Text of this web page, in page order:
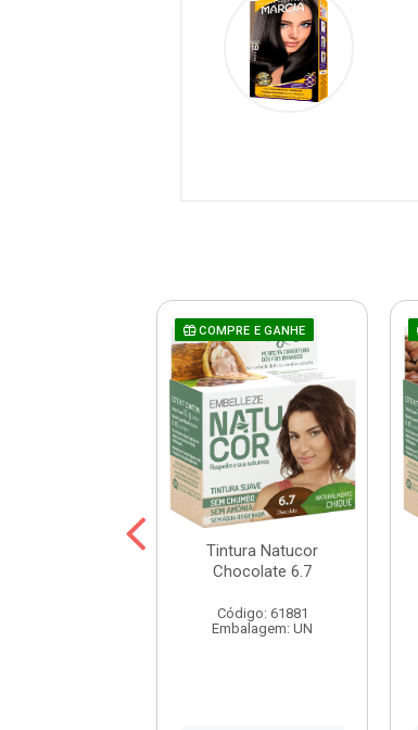
COMPRE E GANHE
Tintura Natucor
Chocolate 6.7
Código: 61881
Embalagem: UN